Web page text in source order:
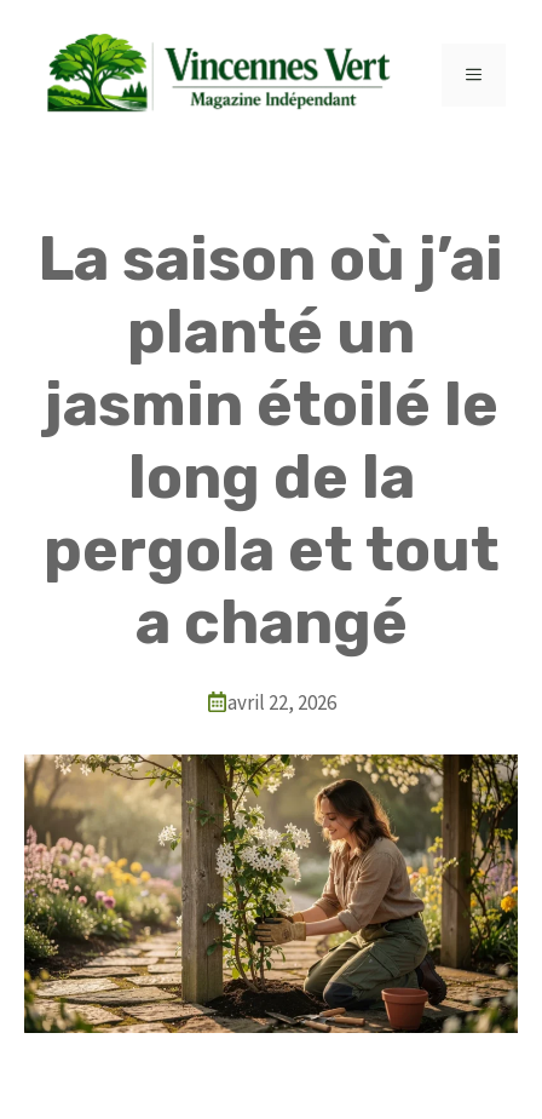
contenu
MENU
La saison où j’ai
planté un
jasmin étoilé le
long de la
pergola et tout
a changé
avril 22, 2026